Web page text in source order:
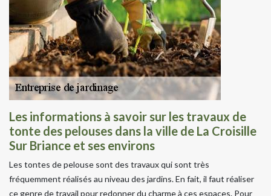
Les informations à savoir sur les travaux de
tonte des pelouses dans la ville de La Croisille
Sur Briance et ses environs
Les tontes de pelouse sont des travaux qui sont très
fréquemment réalisés au niveau des jardins. En fait, il faut réaliser
ce genre de travail pour redonner du charme à ces espaces. Pour